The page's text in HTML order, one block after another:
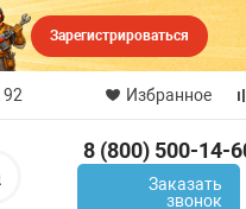
Зарегистрироваться
92 Избранное
8 (800) 500-14-
Заказать
звонок